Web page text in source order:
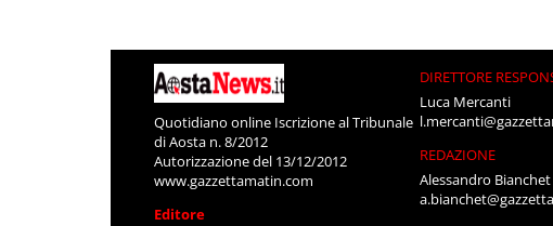
Quotidiano online Iscrizione al Tribunale
di Aosta n. 8/2012
Autorizzazione del 13/12/2012
www.gazzettamatin.com
Editore
DIRETTORE
Luca Mercanti
REDAZIONE
Alessandro Bianchet